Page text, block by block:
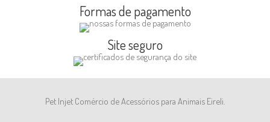
Formas de pagamento
Site seguro
Pet Injet Comércio de Acessórios para Animais Eireli.